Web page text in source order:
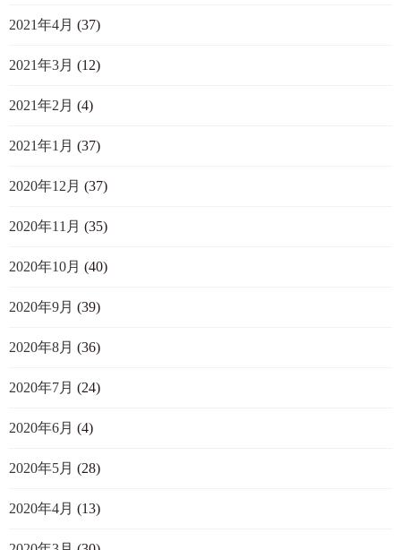
2021年4月 (37)
2021年3月 (12)
2021年2月 (4)
2021年1月 (37)
2020年12月 (37)
2020年11月 (35)
2020年10月 (40)
2020年9月 (39)
2020年8月 (36)
2020年7月 (24)
2020年6月 (4)
2020年5月 (28)
2020年4月 (13)